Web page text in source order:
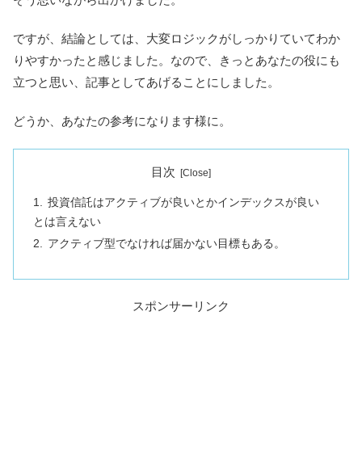
ですが、結論としては、大変ロジックがしっかりていてわか
りやすかったと感じました。なので、きっとあなたの役にも
立つと思い、記事としてあげることにしました。
どうか、あなたの参考になります様に。
目次
投資信託はアクティブが良いとかインデックスが良い
とは言えない
アクティブ型でなければ届かない目標もある。
スポンサーリンク